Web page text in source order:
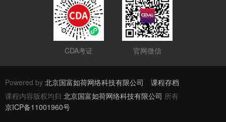
CDA考证 官网微信
Powered by 北京国富如荷网络科技有限公司
课程存档
课程内容版权均归 北京国富如荷网络科技有限公司 所有
京ICP备11001960号